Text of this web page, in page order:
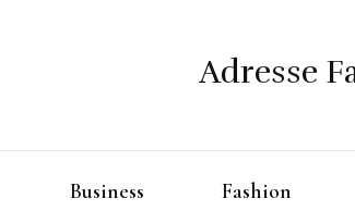
Adresse
Business Fashion